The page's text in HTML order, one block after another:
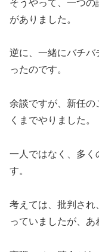
そうやって、一つ
がありました。
逆に、一緒にバチバ
ったのです。
余談ですが、新任の
くまでやりました。
一人ではなく、多く
す。
考えては、批判され
っていましたが、あ